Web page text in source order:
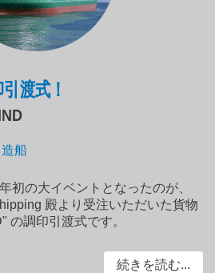
引渡式！
造船
初の大イベントとなったのが、
殿より受注いただいた貨物
の調印引渡式です。
続きを読む...